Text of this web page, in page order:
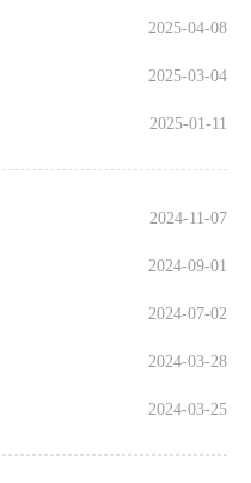
2025-04-08
2025-03-04
2025-01-11
2024-11-07
2024-09-01
2024-07-02
2024-03-28
2024-03-25